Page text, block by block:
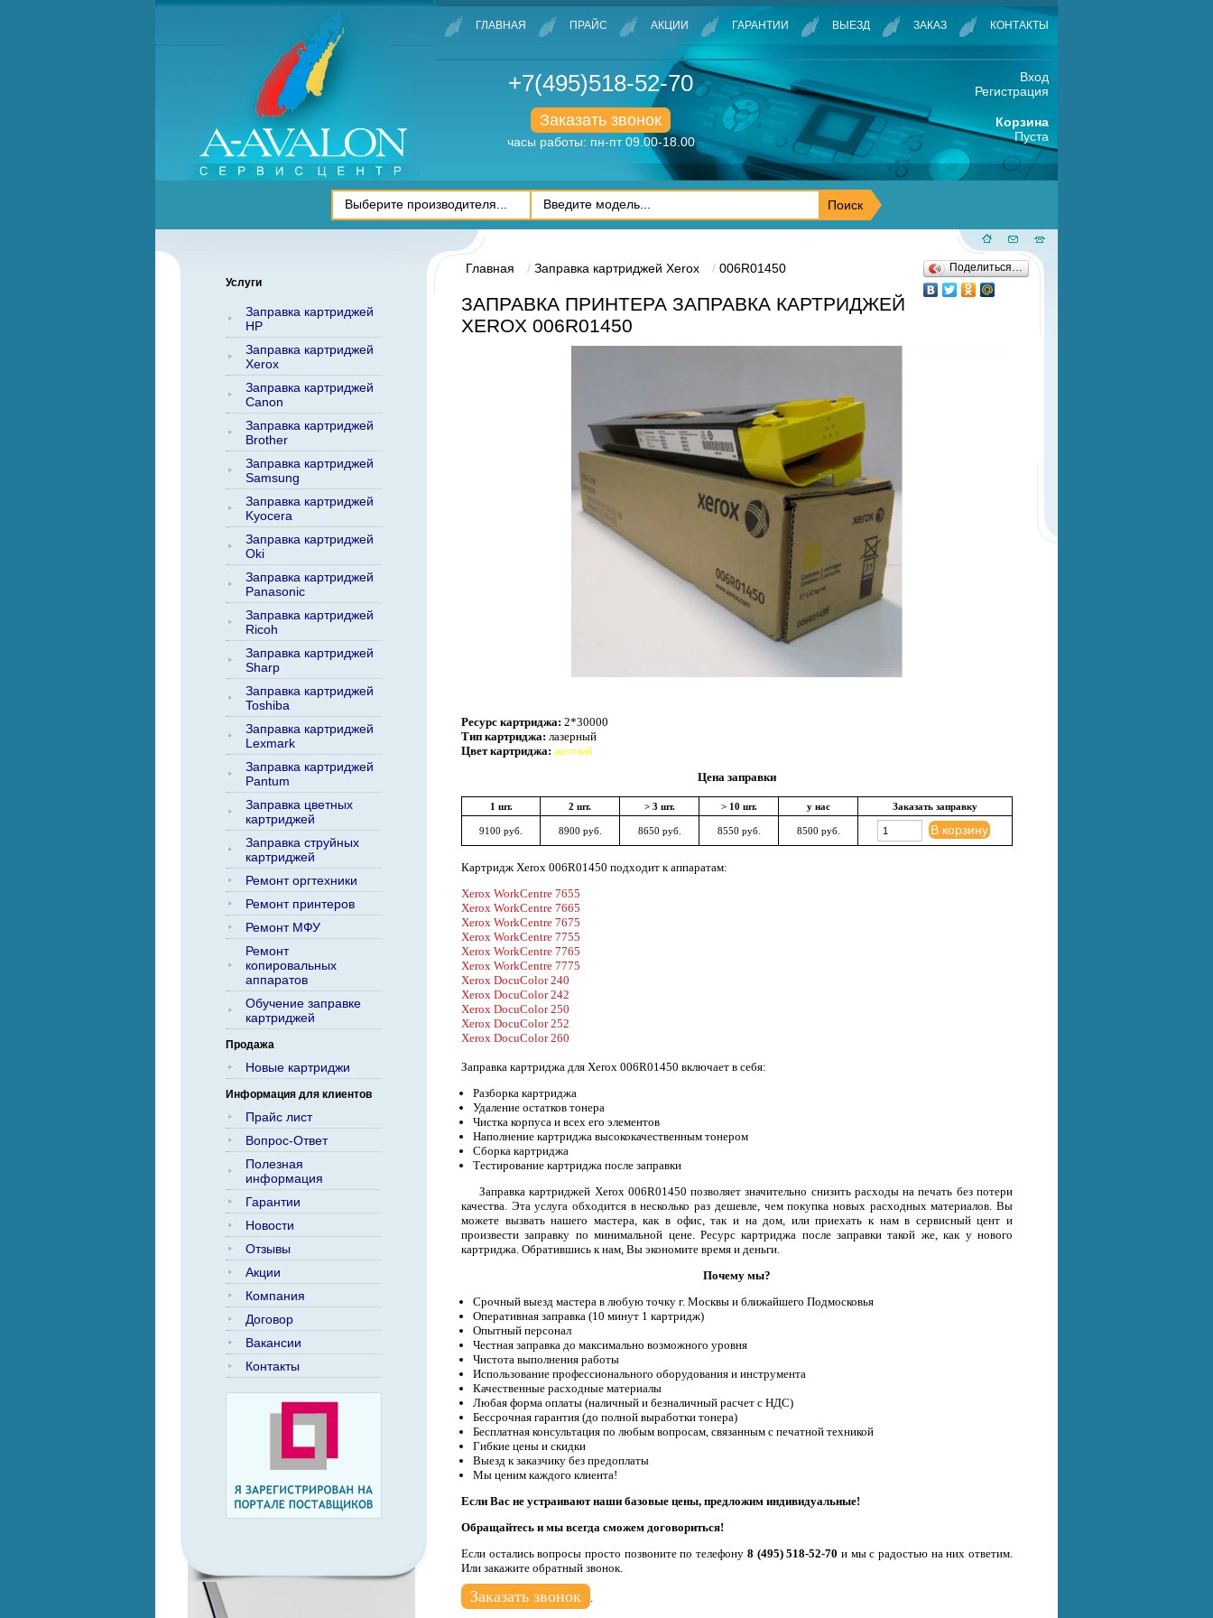
ГЛАВНАЯ ПРАЙС АКЦИИ ГАРАНТИИ ВЫЕЗД ЗАКАЗ КОНТАКТЫ
+7(495)518-52-70
Заказать звонок
часы работы: пн-пт 09.00-18.00
Вход
Регистрация
Корзина
Пуста
Услуги
Заправка картриджей
HP
Заправка картриджей
Xerox
Заправка картриджей
Canon
Заправка картриджей
Brother
Заправка картриджей
Samsung
Заправка картриджей
Kyocera
Заправка картриджей
Oki
Заправка картриджей
Panasonic
Заправка картриджей
Ricoh
Заправка картриджей
Sharp
Заправка картриджей
Toshiba
Заправка картриджей
Lexmark
Заправка картриджей
Pantum
Заправка цветных
картриджей
Заправка струйных
картриджей
Ремонт оргтехники
Ремонт принтеров
Ремонт МФУ
Ремонт
копировальных
аппаратов
Обучение заправке
картриджей
Продажа
Новые картриджи
Информация для клиентов
Прайс лист
Вопрос-Ответ
Полезная
информация
Гарантии
Новости
Отзывы
Акции
Компания
Договор
Вакансии
Контакты
Главная Заправка картриджей Xerox 006R01450
ЗАПРАВКА ПРИНТЕРА ЗАПРАВКА КАРТРИДЖЕЙ
XEROX 006R01450
Поделиться…
Ресурс картриджа: 2*30000
Тип картриджа: лазерный
Цвет картриджа: желтый
Цена заправки
1 шт. 2 шт. > 3 шт. > 10 шт. у нас Заказать заправку
9100 руб. 8900 руб. 8650 руб. 8550 руб. 8500 руб. В корзину
Картридж Xerox 006R01450 подходит к аппаратам:
Xerox WorkCentre 7655
Xerox WorkCentre 7665
Xerox WorkCentre 7675
Xerox WorkCentre 7755
Xerox WorkCentre 7765
Xerox WorkCentre 7775
Xerox DocuColor 240
Xerox DocuColor 242
Xerox DocuColor 250
Xerox DocuColor 252
Xerox DocuColor 260
Заправка картриджа для Xerox 006R01450 включает в себя:
Разборка картриджа
Удаление остатков тонера
Чистка корпуса и всех его элементов
Наполнение картриджа высококачественным тонером
Сборка картриджа
Тестирование картриджа после заправки
Заправка картриджей Xerox 006R01450 позволяет значительно снизить расходы на печать без потери
качества. Эта услуга обходится в несколько раз дешевле, чем покупка новых расходных материалов. Вы
можете вызвать нашего мастера, как в офис, так и на дом, или приехать к нам в сервисный цент и
произвести заправку по минимальной цене. Ресурс картриджа после заправки такой же, как у нового
картриджа. Обратившись к нам, Вы экономите время и деньги.
Почему мы?
Срочный выезд мастера в любую точку г. Москвы и ближайшего Подмосковья
Оперативная заправка (10 минут 1 картридж)
Опытный персонал
Честная заправка до максимально возможного уровня
Чистота выполнения работы
Использование профессионального оборудования и инструмента
Качественные расходные материалы
Любая форма оплаты (наличный и безналичный расчет с НДС)
Бессрочная гарантия (до полной выработки тонера)
Бесплатная консультация по любым вопросам, связанным с печатной техникой
Гибкие цены и скидки
Выезд к заказчику без предоплаты
Мы ценим каждого клиента!
Если Вас не устраивают наши базовые цены, предложим индивидуальные!
Обращайтесь и мы всегда сможем договориться!
Если остались вопросы просто позвоните по телефону 8 (495) 518-52-70 и мы с радостью на них ответим.
Или закажите обратный звонок.
Заказать звонок